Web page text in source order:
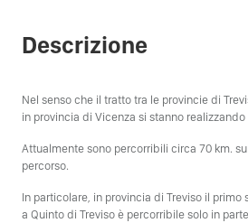
Descrizione
Nel senso che il tratto tra le provincie di
in provincia di Vicenza si stanno
Attualmente sono percorribili circa 70 km.
percorso.
In particolare, in provincia di Treviso il
a Quinto di Treviso è percorribile solo in